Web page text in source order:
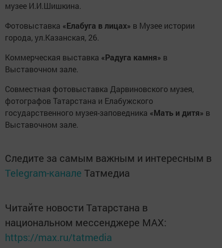
музее И.И.Шишкина.
Фотовыставка «Елабуга в лицах» в Музее истории
города, ул.Казанская, 26.
Коммерческая выставка «Радуга камня» в
Выставочном зале.
Совместная фотовыставка Дарвиновского музея,
фотографов Татарстана и Елабужского
государственного музея-заповедника «Мать и дитя» в
Выставочном зале.
Следите за самым важным и интересным в
Telegram-канале Татмедиа
Читайте новости Татарстана в
национальном мессенджере MАХ:
https://max.ru/tatmedia